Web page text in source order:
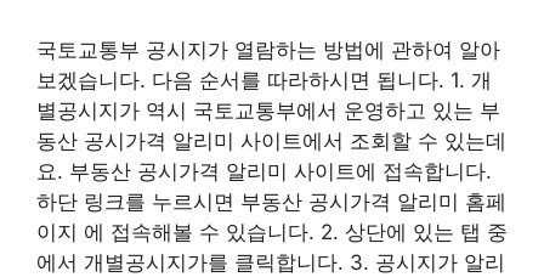
국토교통부 공시지가 열람하는 방법에 관하여 알아
보겠습니다. 다음 순서를 따라하시면 됩니다. 1. 개
별공시지가 역시 국토교통부에서 운영하고 있는 부
동산 공시가격 알리미 사이트에서 조회할 수 있는데
요. 부동산 공시가격 알리미 사이트에 접속합니다.
하단 링크를 누르시면 부동산 공시가격 알리미 홈페
이지 에 접속해볼 수 있습니다. 2. 상단에 있는 탭 중
에서 개별공시지가를 클릭합니다. 3. 공시지가 알리